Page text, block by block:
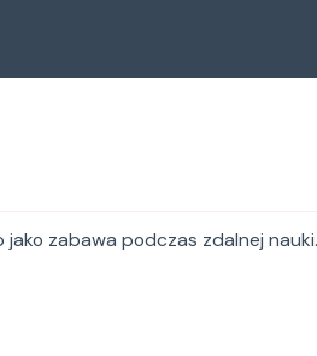
zabawa podczas zdalnej